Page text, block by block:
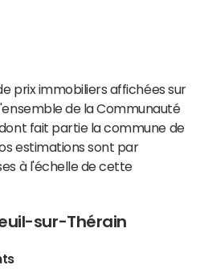
prix immobiliers affichées sur
de la Communauté
fait partie la commune de
estimations sont par
à l'échelle de cette
sur-Thérain